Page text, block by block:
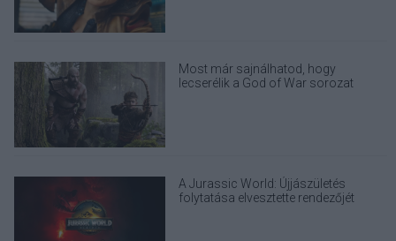
Most már sajnálhatod, hogy
lecserélik a God of War sorozat
A Jurassic World: Újjászületés
folytatása elvesztette rendezőjét